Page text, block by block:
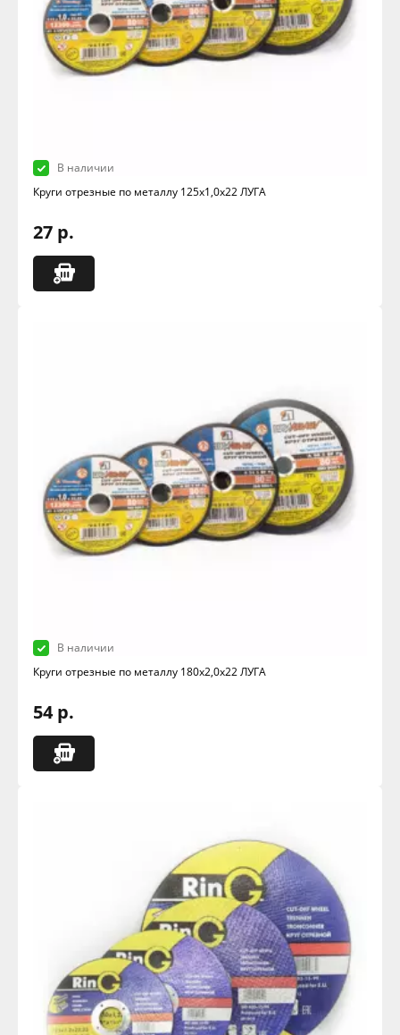
В наличии
Круги отрезные по металлу 125х1,0х22 ЛУГА
27 р.
В наличии
Круги отрезные по металлу 180х2,0х22 ЛУГА
54 р.